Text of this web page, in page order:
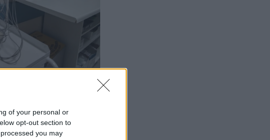
of your personal or
opt-out section to
you may